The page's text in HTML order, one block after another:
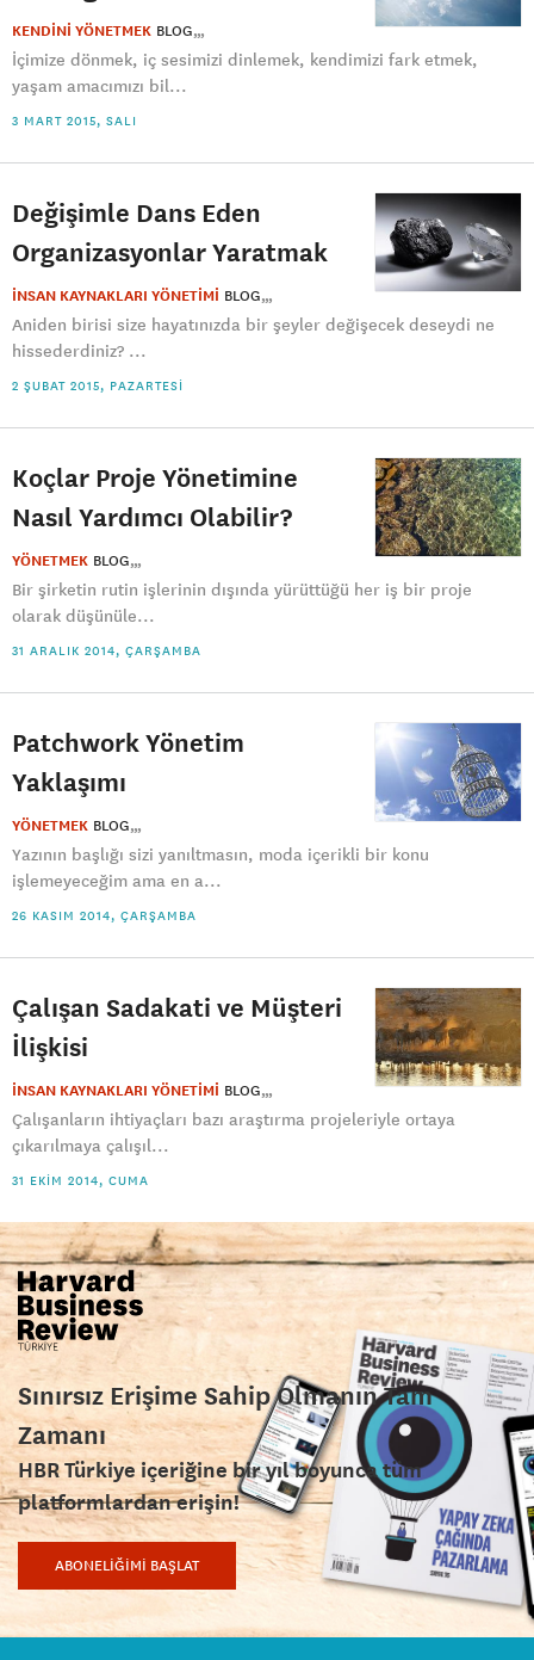
KENDİNİ YÖNETMEK BLOG
İçimize dönmek, iç sesimizi dinlemek, kendimizi fark etmek,
yaşam amacımızı bil...
3 MART 2015, SALI
Değişimle Dans Eden
Organizasyonlar Yaratmak
İNSAN KAYNAKLARI YÖNETİMİ BLOG
Aniden birisi size hayatınızda bir şeyler değişecek deseydi ne
hissederdiniz? ...
2 ŞUBAT 2015, PAZARTESI
Koçlar Proje Yönetimine
Nasıl Yardımcı Olabilir?
YÖNETMEK BLOG
Bir şirketin rutin işlerinin dışında yürüttüğü her iş bir proje
olarak düşünüle...
31 ARALIK 2014, ÇARŞAMBA
Patchwork Yönetim
Yaklaşımı
YÖNETMEK BLOG
Yazının başlığı sizi yanıltmasın, moda içerikli bir konu
işlemeyeceğim ama en a...
26 KASIM 2014, ÇARŞAMBA
Çalışan Sadakati ve Müşteri
İlişkisi
İNSAN KAYNAKLARI YÖNETİMİ BLOG
Çalışanların ihtiyaçları bazı araştırma projeleriyle ortaya
çıkarılmaya çalışıl...
31 EKIM 2014, CUMA
Sınırsız Erişime Sahip Olmanın Tam
Zamanı
HBR Türkiye içeriğine bir yıl boyunca tüm
platformlardan erişin!
ABONELİĞİMİ BAŞLAT